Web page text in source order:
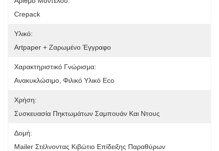
Crepack
Υλικό:
Artpaper + Ζαρωμένο Έγγραφο
Χαρακτηριστικό Γνώρισμα:
Ανακυκλώσιμο, Φιλικό Υλικό Eco
Χρήση:
Συσκευασία Πηκτωμάτων Σαμπουάν Και Ντους
Δομή:
Mailer Στέλνοντας Κιβώτιο Επίδειξης Παραθύρων